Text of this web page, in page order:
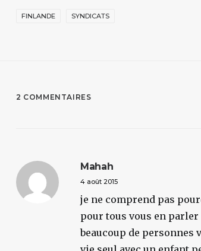
FINLANDE SYNDICATS
2 COMMENTAIRES
Mahah
4 août 2015
je ne comprend pas
pour tous vous en
beaucoup de personnes